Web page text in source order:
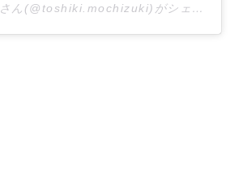
さん(@toshiki.mochizuki)がシェアした投稿 –